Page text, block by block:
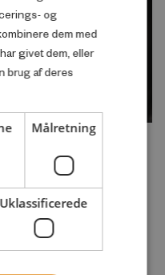
the onset of
verbal memory
and Europe: A
og
dem med
givet dem, eller
brug af deres
Målretning
Uklassificerede